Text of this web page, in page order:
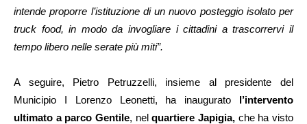
intende proporre l’istituzione di un nuovo posteggio isolato per
truck food, in modo da invogliare i cittadini a trascorrervi il
tempo libero nelle serate più miti”.
A seguire, Pietro Petruzzelli, insieme al presidente del
Municipio I Lorenzo Leonetti, ha inaugurato l’intervento
ultimato a parco Gentile, nelquartiere Japigia, che ha visto